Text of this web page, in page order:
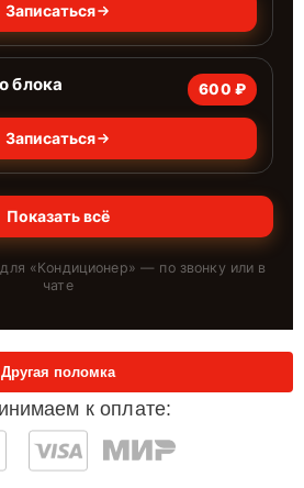
Записаться
блока 600 ₽
Записаться
Показать всё
«Кондиционер» — по звонку или в
чате
к оплате:
Другая поломка